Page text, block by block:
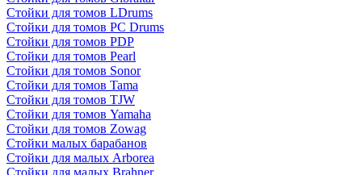
Стойки для томов LDrums
Стойки для томов PC Drums
Стойки для томов PDP
Стойки для томов Pearl
Стойки для томов Sonor
Стойки для томов Tama
Стойки для томов TJW
Стойки для томов Yamaha
Стойки для томов Zowag
Стойки малых барабанов
Стойки для малых Arborea
Стойки для малых Brahner